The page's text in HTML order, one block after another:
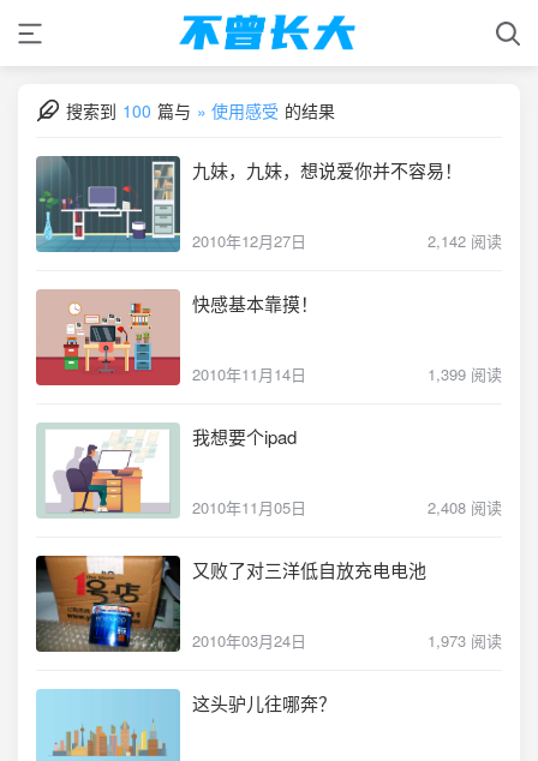
搜索到 100 篇与 » 使用感受 的结果
九妹，九妹，想说爱你并不容易！
2010年12月27日 2,142 阅读
快感基本靠摸！
2010年11月14日 1,399 阅读
我想要个ipad
2010年11月05日 2,408 阅读
又败了对三洋低自放充电电池
2010年03月24日 1,973 阅读
这头驴儿往哪奔？